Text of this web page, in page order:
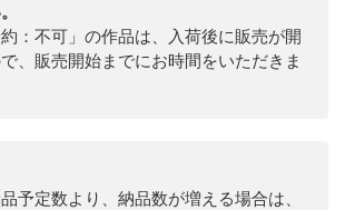
：不可」の作品は、入荷後に販売が開
、販売開始までにお時間をいただきま
予定数より、納品数が増える場合は、